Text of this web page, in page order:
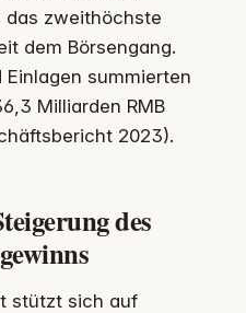
zweithöchste
dem Börsengang.
summierten
Milliarden RMB
2023).
des
stützt sich auf